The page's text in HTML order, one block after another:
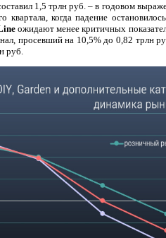
1,5 трлн руб. – в годовом
квартала, когда падение
ожидают менее критичных
просевший на 10,5% до 0,82 трлн
руб.